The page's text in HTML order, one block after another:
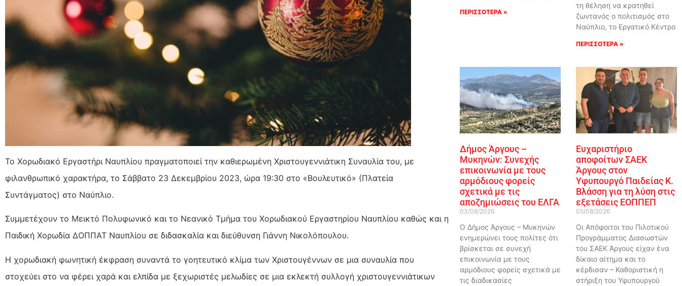
Το Χορωδιακό Εργαστήρι Ναυπλίου πραγματοποιεί την καθιερωμένη Χριστουγεννιάτικη Συναυλία του, με
φιλανθρωπικό χαρακτήρα, το Σάββατο 23 Δεκεμβρίου 2023, ώρα 19:30 στο «Βουλευτικό» (Πλατεία
Συντάγματος) στο Ναύπλιο.
Συμμετέχουν το Μεικτό Πολυφωνικό και το Νεανικό Τμήμα του Χορωδιακού Εργαστηρίου Ναυπλίου καθώς και η
Παιδική Χορωδία ΔΟΠΠΑΤ Ναυπλίου σε διδασκαλία και διεύθυνση Γιάννη Νικολόπουλου.
Η χορωδιακή φωνητική έκφραση συναντά το γοητευτικό κλίμα των Χριστουγέννων σε μια συναυλία που
στοχεύει στο να φέρει χαρά και ελπίδα με ξεχωριστές μελωδίες σε μια εκλεκτή συλλογή χριστουγεννιάτικων
ΠΕΡΙΣΣΟΤΕΡΑ »
τη θέληση να κρατηθεί
ζωντανός ο πολιτισμός στο
Ναύπλιο, το Εργατικό Κέντρο
ΠΕΡΙΣΣΟΤΕΡΑ »
Δήμος Άργους –
Μυκηνών: Συνεχής
επικοινωνία με τους
αρμόδιους φορείς
σχετικά με τις
αποζημιώσεις του ΕΛΓΑ
03/08/2026
Ο Δήμος Άργους – Μυκηνών
ενημερώνει τους πολίτες ότι
βρίσκεται σε συνεχή
επικοινωνία με τους
αρμόδιους φορείς σχετικά με
τις διαδικασίες
Ευχαριστήριο
αποφοίτων ΣΑΕΚ
Άργους στον
Υφυπουργό Παιδείας Κ.
Βλάσση για τη λύση στις
εξετάσεις ΕΟΠΠΕΠ
05/08/2026
Οι Απόφοιτοι του Πιλοτικού
Προγράμματος Διασωστών
του ΣΑΕΚ Άργους είχαν ένα
δίκαιο αίτημα και το
κέρδισαν – Καθοριστική η
στήριξη του Υφυπουργού